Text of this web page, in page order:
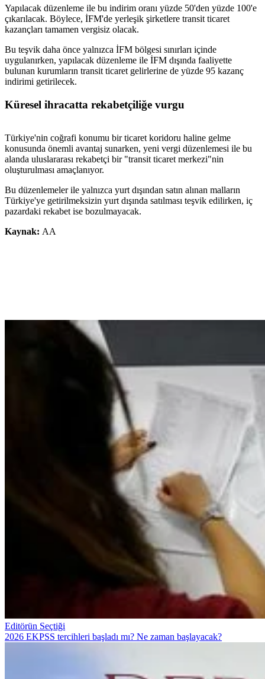
Yapılacak düzenleme ile bu indirim oranı yüzde 50'den yüzde 100'e
çıkarılacak. Böylece, İFM'de yerleşik şirketlere transit ticaret
kazançları tamamen vergisiz olacak.
Bu teşvik daha önce yalnızca İFM bölgesi sınırları içinde
uygulanırken, yapılacak düzenleme ile İFM dışında faaliyette
bulunan kurumların transit ticaret gelirlerine de yüzde 95 kazanç
indirimi getirilecek.
Küresel ihracatta rekabetçiliğe vurgu
Türkiye'nin coğrafi konumu bir ticaret koridoru haline gelme
konusunda önemli avantaj sunarken, yeni vergi düzenlemesi ile bu
alanda uluslararası rekabetçi bir "transit ticaret merkezi"nin
oluşturulması amaçlanıyor.
Bu düzenlemeler ile yalnızca yurt dışından satın alınan malların
Türkiye'ye getirilmeksizin yurt dışında satılması teşvik edilirken, iç
pazardaki rekabet ise bozulmayacak.
Kaynak: AA
Editörün Seçtiği
2026 EKPSS tercihleri başladı mı? Ne zaman başlayacak?